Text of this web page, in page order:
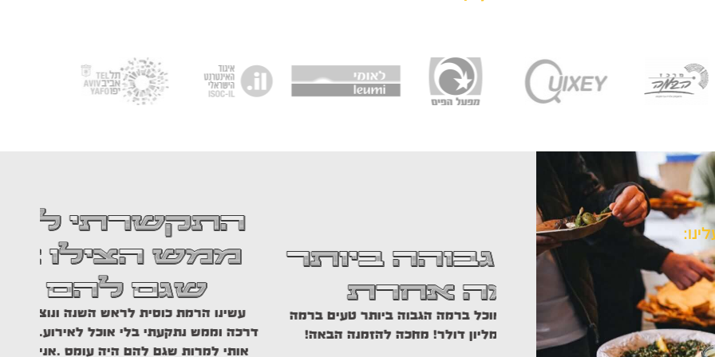
ביותר
אחרת
ברמה הגבוה ביותר טעים ברמה
דולר! מחכה להזמנה הבאה!
התקשרתי לנויה פוד והם
ממש הצילו אותי למרות
שגם להם היה עומס
עשינו הרמת כוסית לראש השנה ונוצר בלבול נוראי עם החברה שהזמננו
דרכה וממש נתקעתי בלי אוכל לאירוע. התקשרתי לנויה פוד והם ממש הצילו
למרות שגם להם היה עומס .אני חייבת להם המון! והאוכל היה ממש